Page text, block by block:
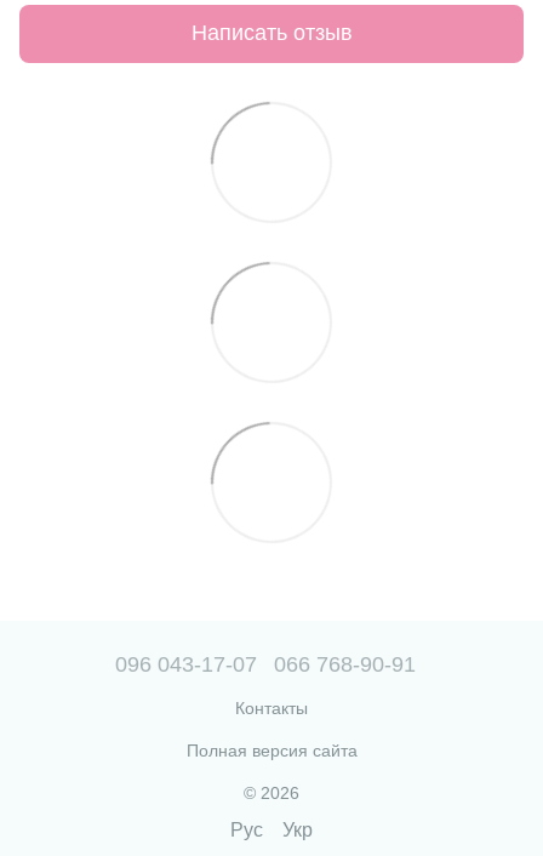
Написать отзыв
096 043-17-07 066 768-90-91
Контакты
Полная версия сайта
© 2026
Рус Укр